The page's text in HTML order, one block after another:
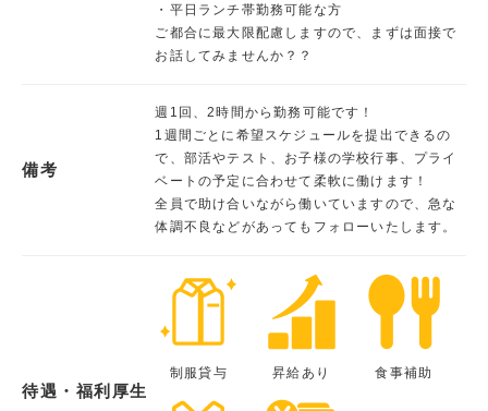
・平日ランチ帯勤務可能な方
ご都合に最大限配慮しますので、まずは面接で
お話してみませんか？？
備考
週1回、2時間から勤務可能です！
1週間ごとに希望スケジュールを提出できるの
で、部活やテスト、お子様の学校行事、プライ
ベートの予定に合わせて柔軟に働けます！
全員で助け合いながら働いていますので、急な
体調不良などがあってもフォローいたします。
待遇・福利厚生
制服貸与 昇給あり 食事補助